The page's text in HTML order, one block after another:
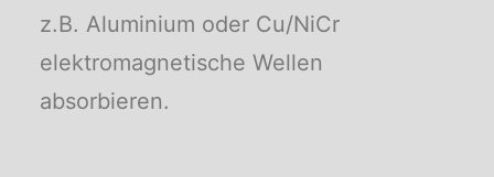
z.B. Aluminium oder Cu/NiCr
elektromagnetische Wellen
absorbieren.